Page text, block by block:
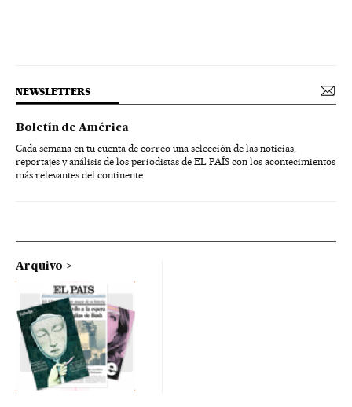
NEWSLETTERS
Boletín de América
Cada semana en tu cuenta de correo una selección de las noticias,
reportajes y análisis de los periodistas de EL PAÍS con los acontecimientos
más relevantes del continente.
Arquivo